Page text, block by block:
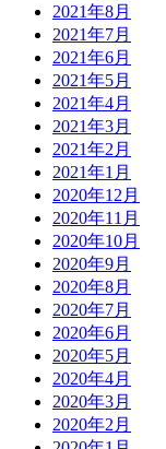
2021年8月
2021年7月
2021年6月
2021年5月
2021年4月
2021年3月
2021年2月
2021年1月
2020年12月
2020年11月
2020年10月
2020年9月
2020年8月
2020年7月
2020年6月
2020年5月
2020年4月
2020年3月
2020年2月